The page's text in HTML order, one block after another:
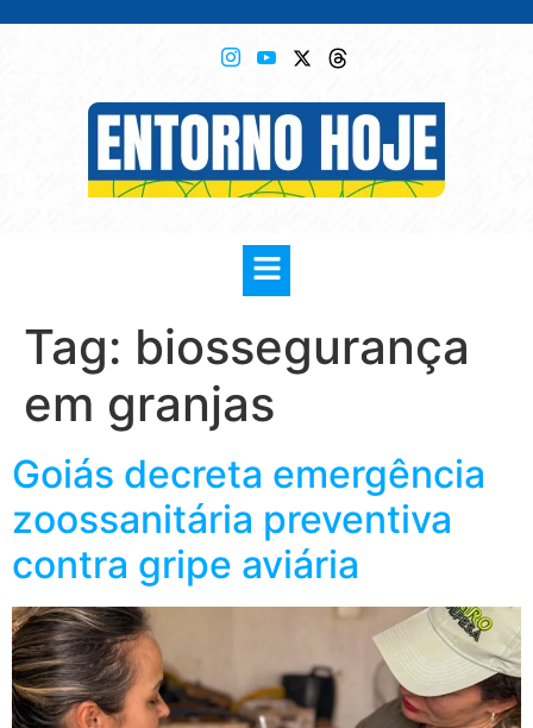
Tag: biossegurança
em granjas
Goiás decreta emergência
zoossanitária preventiva
contra gripe aviária